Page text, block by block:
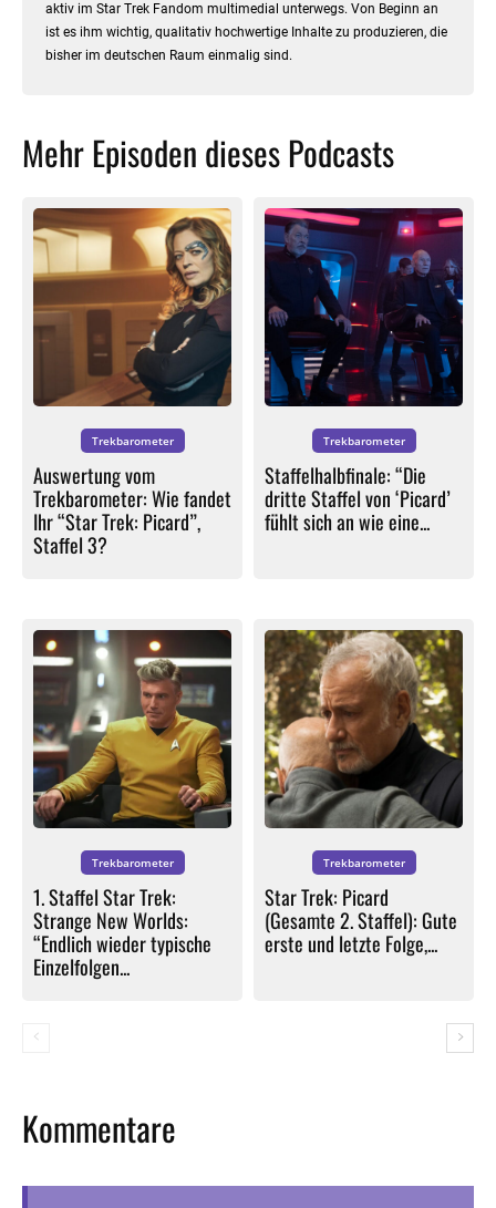
aktiv im Star Trek Fandom multimedial unterwegs. Von Beginn an
ist es ihm wichtig, qualitativ hochwertige Inhalte zu produzieren, die
bisher im deutschen Raum einmalig sind.
Mehr Episoden dieses Podcasts
Trekbarometer
Auswertung vom
Trekbarometer: Wie fandet
Ihr “Star Trek: Picard”,
Staffel 3?
Trekbarometer
Staffelhalbfinale: “Die
dritte Staffel von ‘Picard’
fühlt sich an wie eine...
Trekbarometer
1. Staffel Star Trek:
Strange New Worlds:
“Endlich wieder typische
Einzelfolgen...
Trekbarometer
Star Trek: Picard
(Gesamte 2. Staffel): Gute
erste und letzte Folge,...
Kommentare